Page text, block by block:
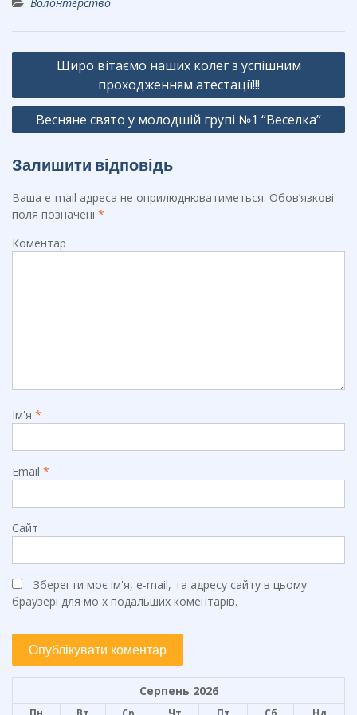
e
b
o
k
e
gr
a
m
er
Навігація
Щиро вітаємо наших колег з успішним
проходженням атестації!!!
Весняне свято у молодшій групі №1 “Веселка”
Залишити відповідь
Ваша e-mail адреса не оприлюднюватиметься. Обов’язкові
поля позначені *
Коментар
Ім'я *
Email *
Сайт
Зберегти моє ім'я, e-mail, та адресу сайту в цьому
браузері для моїх подальших коментарів.
Серпень 2026